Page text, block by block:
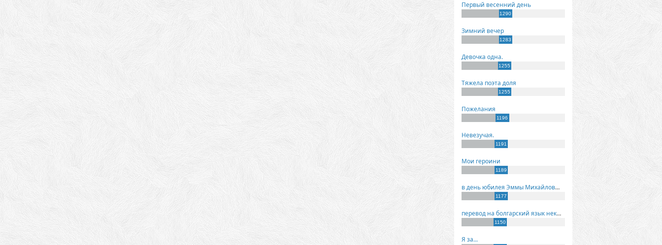
Первый весенний день
1290
Зимний вечер
1283
Девочка одна.
1255
Тяжела поэта доля
1255
Пожелания
1196
Невезучая.
1191
Мои героини
1189
в день юбилея Эммы Михайловны Киселевой
1177
перевод на болгарский язык некоторых моих стихов
1150
Я за...